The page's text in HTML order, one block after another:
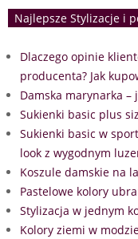
Najlepsze Stylizacje i
Dlaczego opinie
producenta? Jak
Damska marynarka –
Sukienki basic plus
Sukienki basic w
look z wygodnym
Koszule damskie na
Pastelowe kolory
Stylizacja w jednym
Kolory ziemi w